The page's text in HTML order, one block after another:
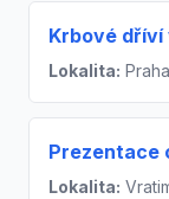
Krbové
Lokalita:
Prezentace
Lokalita: